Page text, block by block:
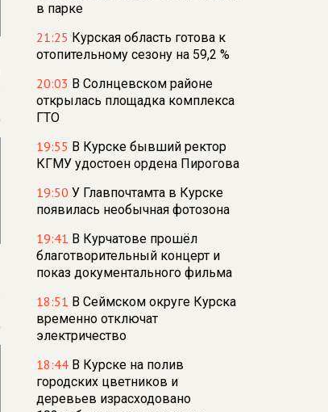
в парке
21:25 Курская область готова к
отопительному сезону на 59,2 %
20:03 В Солнцевском районе
открылась площадка комплекса
ГТО
19:55 В Курске бывший ректор
КГМУ удостоен ордена Пирогова
19:50 У Главпочтамта в Курске
появилась необычная фотозона
19:41 В Курчатове прошёл
благотворительный концерт и
показ документального фильма
18:51 В Сеймском округе Курска
временно отключат
электричество
18:44 В Курске на полив
городских цветников и
деревьев израсходовано